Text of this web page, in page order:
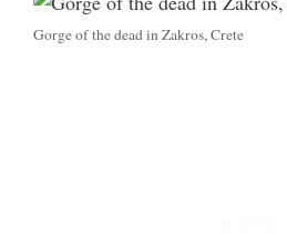
Gorge of the dead in Zakros, Crete